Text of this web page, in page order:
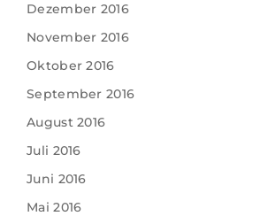
Dezember 2016
November 2016
Oktober 2016
September 2016
August 2016
Juli 2016
Juni 2016
Mai 2016